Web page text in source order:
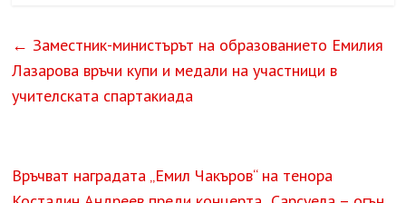
← Заместник-министърът на образованието Емилия
Лазарова връчи купи и медали на участници в
учителската спартакиада
Връчват наградата „Емил Чакъров“ на тенора